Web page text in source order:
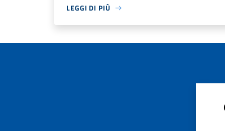
LEGGI DI PIÙ